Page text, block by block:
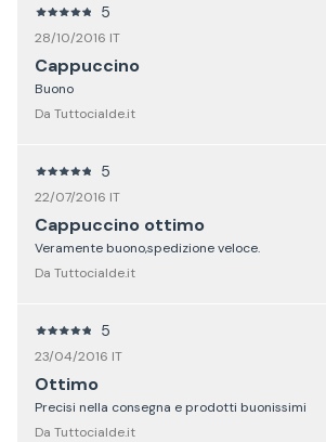
5
28/10/2016 IT
Cappuccino
Buono
Da Tuttocialde.it
5
22/07/2016 IT
Cappuccino ottimo
Veramente buono,spedizione veloce.
Da Tuttocialde.it
5
23/04/2016 IT
Ottimo
Precisi nella consegna e prodotti buonissimi
Da Tuttocialde.it